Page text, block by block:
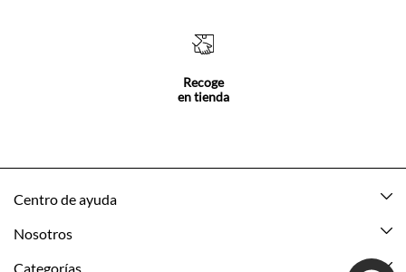
Recoge
en tienda
Centro de ayuda
Mis pedidos
Nosotros
Acerca de Tennis
Categorías